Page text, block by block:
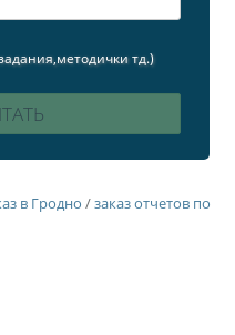
тд.)
в Гродно /заказ отчетов по